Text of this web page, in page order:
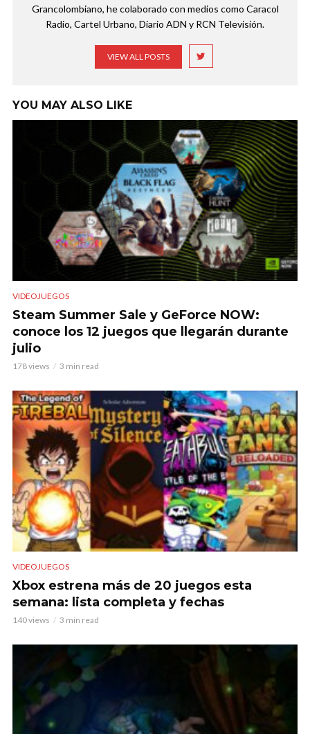
Grancolombiano, he colaborado con medios como Caracol
Radio, Cartel Urbano, Diario ADN y RCN Televisión.
VIEW ALL POSTS
YOU MAY ALSO LIKE
VIDEOJUEGOS
Steam Summer Sale y GeForce NOW:
conoce los 12 juegos que llegarán durante
julio
178 views 3 min read
VIDEOJUEGOS
Xbox estrena más de 20 juegos esta
semana: lista completa y fechas
140 views 3 min read